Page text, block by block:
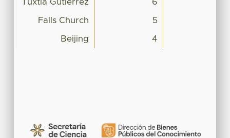
Tuxtla Gutiérrez 6
Falls Church 5
Beijing 4